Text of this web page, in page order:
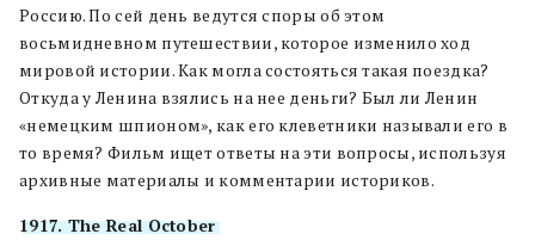
Россию. По сей день ведутся споры об этом
восьмидневном путешествии, которое изменило ход
мировой истории. Как могла состояться такая поездка?
Откуда у Ленина взялись на нее деньги? Был ли Ленин
«немецким шпионом», как его клеветники называли его в
то время? Фильм ищет ответы на эти вопросы, используя
архивные материалы и комментарии историков.
1917. The Real October